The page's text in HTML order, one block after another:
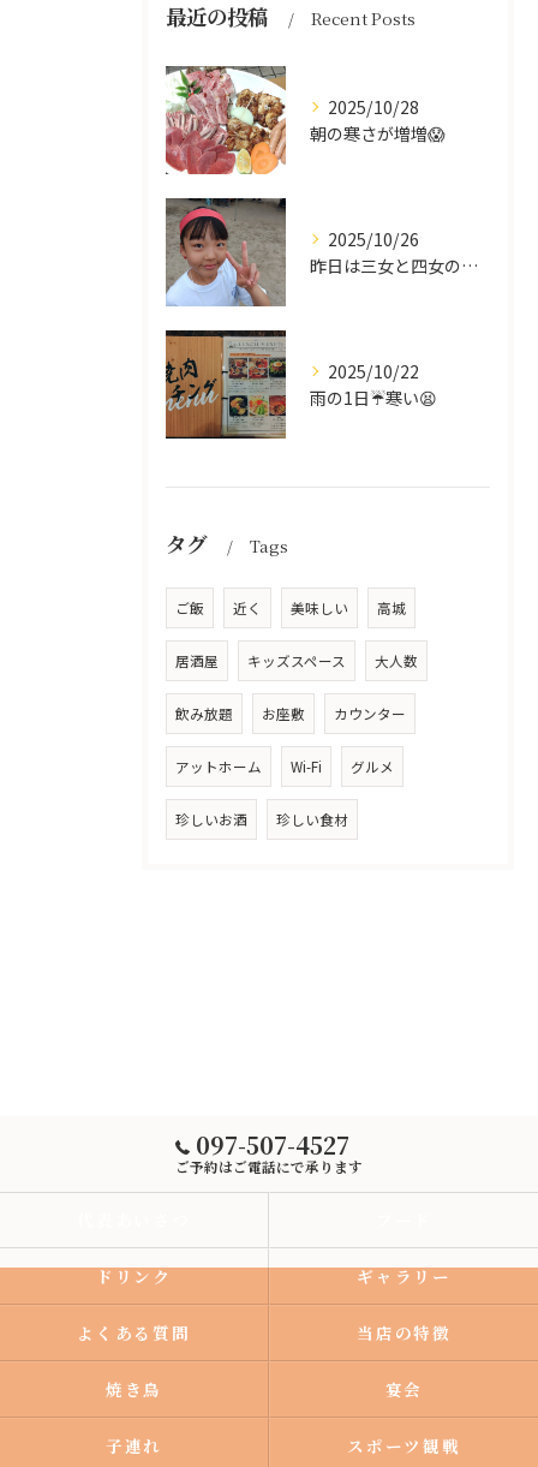
最近の投稿 Recent Posts
2025/10/28
朝の寒さが増増😱
2025/10/26
昨日は三女と四女の運動会🥰
2025/10/22
雨の1日☔寒い😫
タグ Tags
ご飯 近く 美味しい 高城
居酒屋 キッズスペース 大人数
飲み放題 お座敷 カウンター
アットホーム Wi-Fi グルメ
珍しいお酒 珍しい食材
097-507-4527
ご予約はご電話にで承ります
ドリンク ギャラリー
よくある質問 当店の特徴
焼き鳥 宴会
子連れ スポーツ観戦